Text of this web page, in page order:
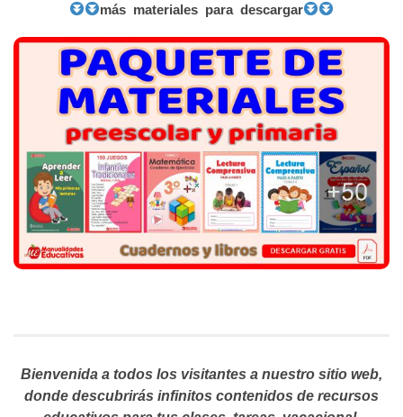
más materiales para descargar
Bienvenida a todos los visitantes a nuestro sitio web,
donde descubrirás infinitos contenidos de recursos